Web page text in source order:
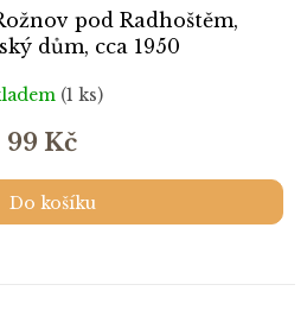
pod Radhoštěm,
dům, cca 1950
(1 ks)
99 Kč
Do košíku